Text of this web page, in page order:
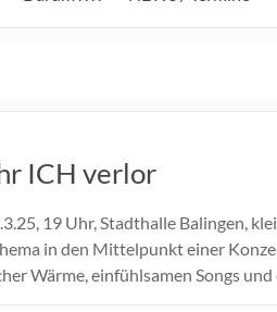
ICH verlor
19 Uhr, Stadthalle Balingen,
in den Mittelpunkt einer
Wärme, einfühlsamen Songs und